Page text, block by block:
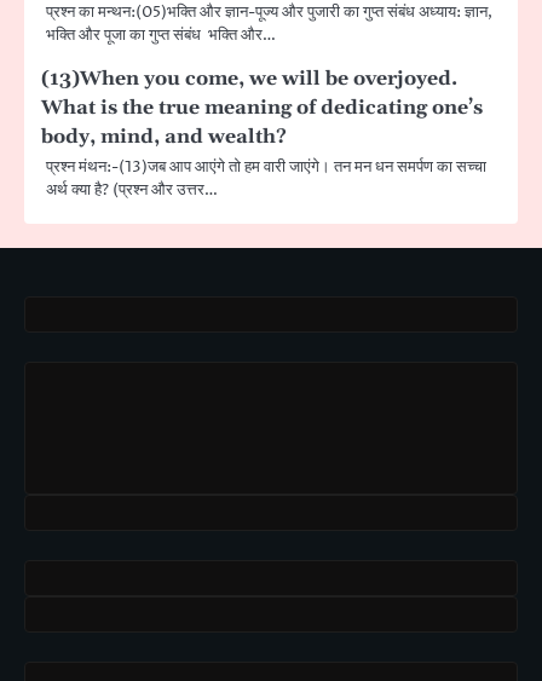
प्रश्न का मन्थन:(05)भक्ति और ज्ञान-पूज्य और पुजारी का गुप्त संबंध अध्याय: ज्ञान,
भक्ति और पूजा का गुप्त संबंध भक्ति और…
(13)When you come, we will be overjoyed.
What is the true meaning of dedicating one’s
body, mind, and wealth?
प्रश्न मंथन:-(13)जब आप आएंगे तो हम वारी जाएंगे। तन मन धन समर्पण का सच्चा
अर्थ क्या है? (प्रश्न और उत्तर…